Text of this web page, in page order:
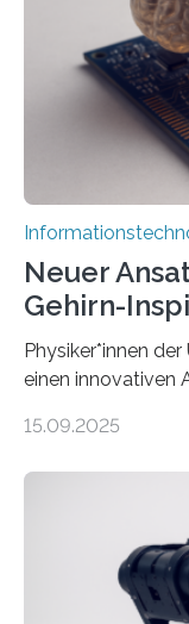
kosteneffiziente
erstellen.
Animation, bei
und Mimik im
Neuer
Gehirn-
Physiker*innen
einen innovativen
Lösungsweg ist
stellt die heutige
Prozessoren
viel Energie, die
sind voneinander
15.09.2025